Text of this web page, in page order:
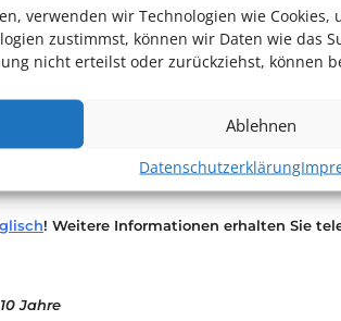
verwenden wir Technologien wie
zustimmst, können wir Daten wie das
nicht erteilst oder zurückziehst, können
Ablehnen
Datenschutzerklärung
des kosmischen Jahres und
mit Teleskopen erforschen, auf den 31.
mit auf eine Reise durch rund 14
unter anderem Planetarium
des LWL-Planetarium Münster
! Weitere Informationen erhalten Sie
Jahre